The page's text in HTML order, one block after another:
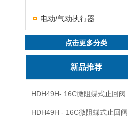
电动/气动执行器
点击更多分类
新品推荐
HDH49H- 16C微阻蝶式止回阀
HDH49H - 16C微阻蝶式止回阀